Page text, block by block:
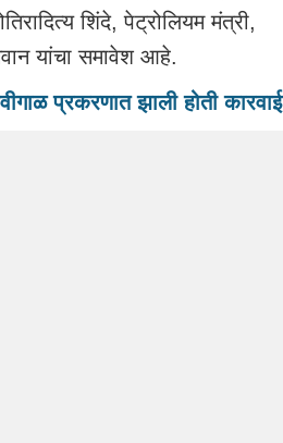
शिंदे, पेट्रोलियम मंत्री,
यांचा समावेश आहे.
प्रकरणात झाली होती कारवाई